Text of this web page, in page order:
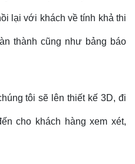
lại với khách về tính khả thi
thành cũng như bảng báo
tôi sẽ lên thiết kế 3D, đi
cho khách hàng xem xét,